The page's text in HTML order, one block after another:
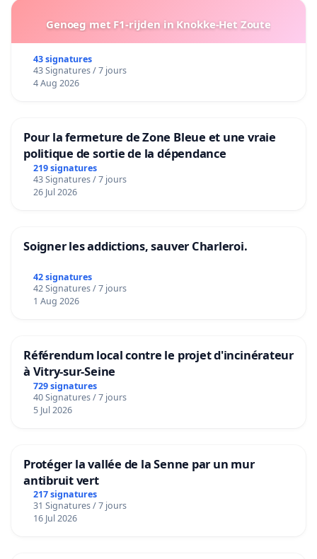
Genoeg met F1-rijden in Knokke-Het Zoute
43 signatures
43 Signatures / 7 jours
4 Aug 2026
Pour la fermeture de Zone Bleue et une vraie
politique de sortie de la dépendance
219 signatures
43 Signatures / 7 jours
26 Jul 2026
Soigner les addictions, sauver Charleroi.
42 signatures
42 Signatures / 7 jours
1 Aug 2026
Référendum local contre le projet d'incinérateur
à Vitry-sur-Seine
729 signatures
40 Signatures / 7 jours
5 Jul 2026
Protéger la vallée de la Senne par un mur
antibruit vert
217 signatures
31 Signatures / 7 jours
16 Jul 2026